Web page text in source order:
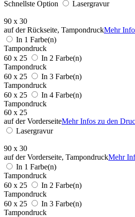
Schnellste Option Lasergravur
90 x 30
auf der Rückseite, TampondruckMehr
In 1 Farbe(n)
Tampondruck
60 x 25
In 2 Farbe(n)
Tampondruck
60 x 25
In 3 Farbe(n)
Tampondruck
60 x 25
In 4 Farbe(n)
Tampondruck
60 x 25
auf der VorderseiteMehr Infos zu den
Lasergravur
90 x 30
auf der Vorderseite, TampondruckMehr
In 1 Farbe(n)
Tampondruck
60 x 25
In 2 Farbe(n)
Tampondruck
60 x 25
In 3 Farbe(n)
Tampondruck